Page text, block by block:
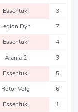
Essentuki 3
Legion Dyn 7
Essentuki 4
Alania 2 3
Essentuki 5
Rotor Volg 6
Essentuki 1